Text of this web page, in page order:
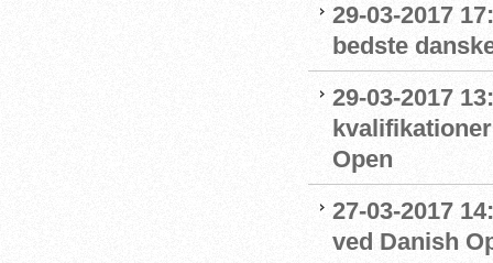
29-03-2017
bedste
29-03-2017
Open
27-03-2017
ved Danish